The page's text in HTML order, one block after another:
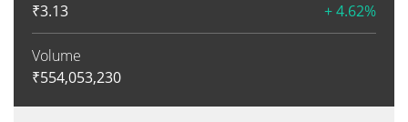
₹3.13 + 4.62%
Volume
₹554,053,230